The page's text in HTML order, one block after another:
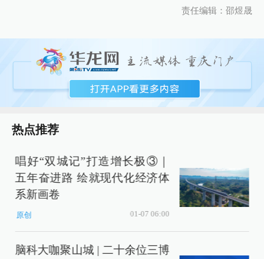
责任编辑：邵煜晟
热点推荐
唱好“双城记”打造增长极③｜
五年奋进路 绘就现代化经济体
系新画卷
原创 01-07 06:00
脑科大咖聚山城 | 二十余位三博